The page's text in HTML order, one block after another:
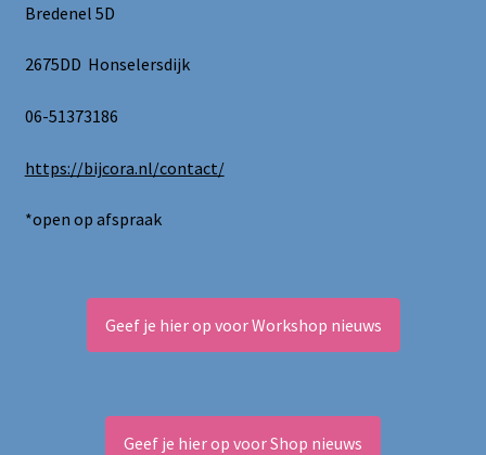
Bredenel 5D
2675DD Honselersdijk
06-51373186
https://bijcora.nl/contact/
*open op afspraak
Geef je hier op voor Workshop nieuws
Geef je hier op voor Shop nieuws